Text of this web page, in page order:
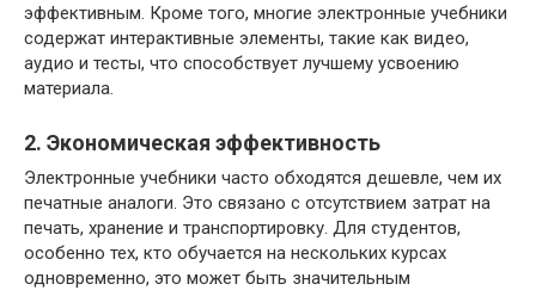
эффективным. Кроме того, многие электронные учебники
содержат интерактивные элементы, такие как видео,
аудио и тесты, что способствует лучшему усвоению
материала.
2. Экономическая эффективность
Электронные учебники часто обходятся дешевле, чем их
печатные аналоги. Это связано с отсутствием затрат на
печать, хранение и транспортировку. Для студентов,
особенно тех, кто обучается на нескольких курсах
одновременно, это может быть значительным